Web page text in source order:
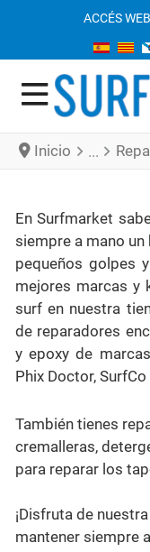
ACCÉS WEB
Inicio
En Surfmarket
siempre a mano
pequeños golpes
mejores marcas y
surf en nuestra
de reparadores
y epoxy de
Phix Doctor,
También tienes
cremalleras,
para reparar los
¡Disfruta de
mantener siempre